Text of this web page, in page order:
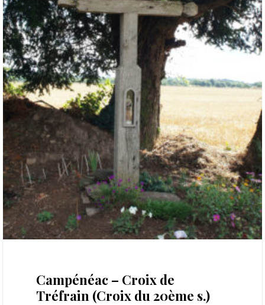
Campénéac – Croix de
Tréfrain (Croix du 20ème s.)